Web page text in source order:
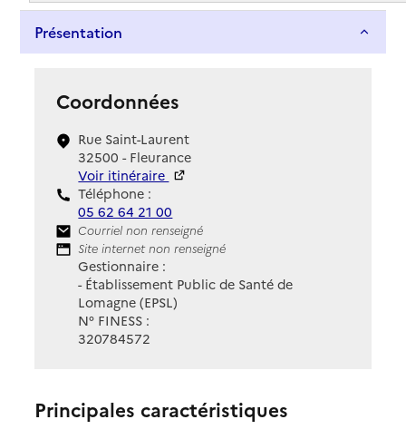
Présentation
Coordonnées
Rue Saint-Laurent
32500 - Fleurance
Voir itinéraire
Téléphone :
05 62 64 21 00
Contact
Courriel non renseigné
Site Internet
Site internet non renseigné
Gestionnaire :
- Établissement Public de Santé de
Lomagne (EPSL)
N° FINESS :
320784572
Principales caractéristiques